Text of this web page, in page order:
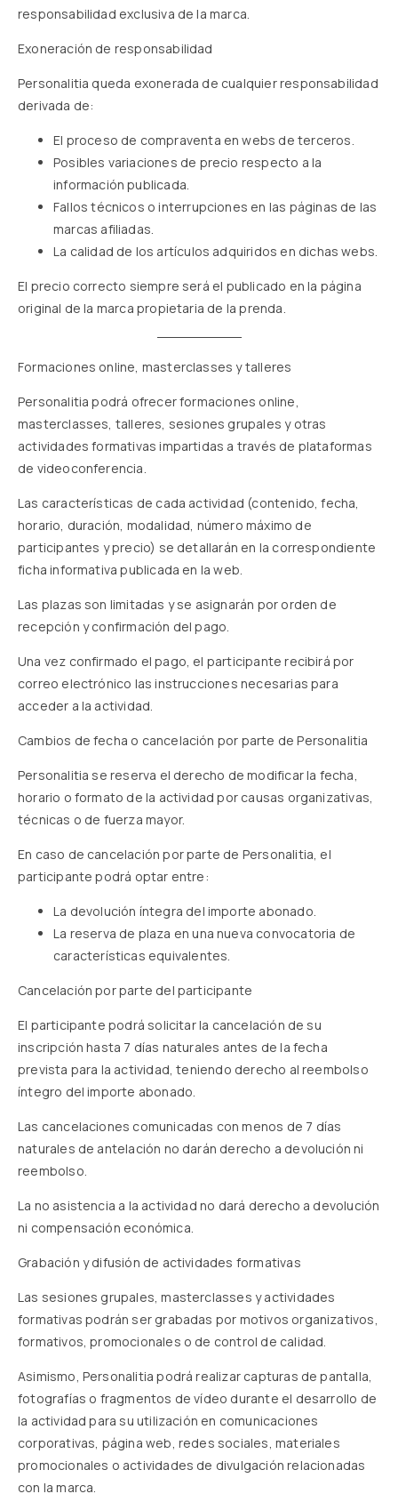
responsabilidad exclusiva de la marca.
Exoneración de responsabilidad
Personalitia queda exonerada de cualquier responsabilidad
derivada de:
El proceso de compraventa en webs de terceros.
Posibles variaciones de precio respecto a la
información publicada.
Fallos técnicos o interrupciones en las páginas de las
marcas afiliadas.
La calidad de los artículos adquiridos en dichas webs.
El precio correcto siempre será el publicado en la página
original de la marca propietaria de la prenda.
Formaciones online, masterclasses y talleres
Personalitia podrá ofrecer formaciones online,
masterclasses, talleres, sesiones grupales y otras
actividades formativas impartidas a través de plataformas
de videoconferencia.
Las características de cada actividad (contenido, fecha,
horario, duración, modalidad, número máximo de
participantes y precio) se detallarán en la correspondiente
ficha informativa publicada en la web.
Las plazas son limitadas y se asignarán por orden de
recepción y confirmación del pago.
Una vez confirmado el pago, el participante recibirá por
correo electrónico las instrucciones necesarias para
acceder a la actividad.
Cambios de fecha o cancelación por parte de Personalitia
Personalitia se reserva el derecho de modificar la fecha,
horario o formato de la actividad por causas organizativas,
técnicas o de fuerza mayor.
En caso de cancelación por parte de Personalitia, el
participante podrá optar entre:
La devolución íntegra del importe abonado.
La reserva de plaza en una nueva convocatoria de
características equivalentes.
Cancelación por parte del participante
El participante podrá solicitar la cancelación de su
inscripción hasta 7 días naturales antes de la fecha
prevista para la actividad, teniendo derecho al reembolso
íntegro del importe abonado.
Las cancelaciones comunicadas con menos de 7 días
naturales de antelación no darán derecho a devolución ni
reembolso.
La no asistencia a la actividad no dará derecho a devolución
ni compensación económica.
Grabación y difusión de actividades formativas
Las sesiones grupales, masterclasses y actividades
formativas podrán ser grabadas por motivos organizativos,
formativos, promocionales o de control de calidad.
Asimismo, Personalitia podrá realizar capturas de pantalla,
fotografías o fragmentos de vídeo durante el desarrollo de
la actividad para su utilización en comunicaciones
corporativas, página web, redes sociales, materiales
promocionales o actividades de divulgación relacionadas
con la marca.